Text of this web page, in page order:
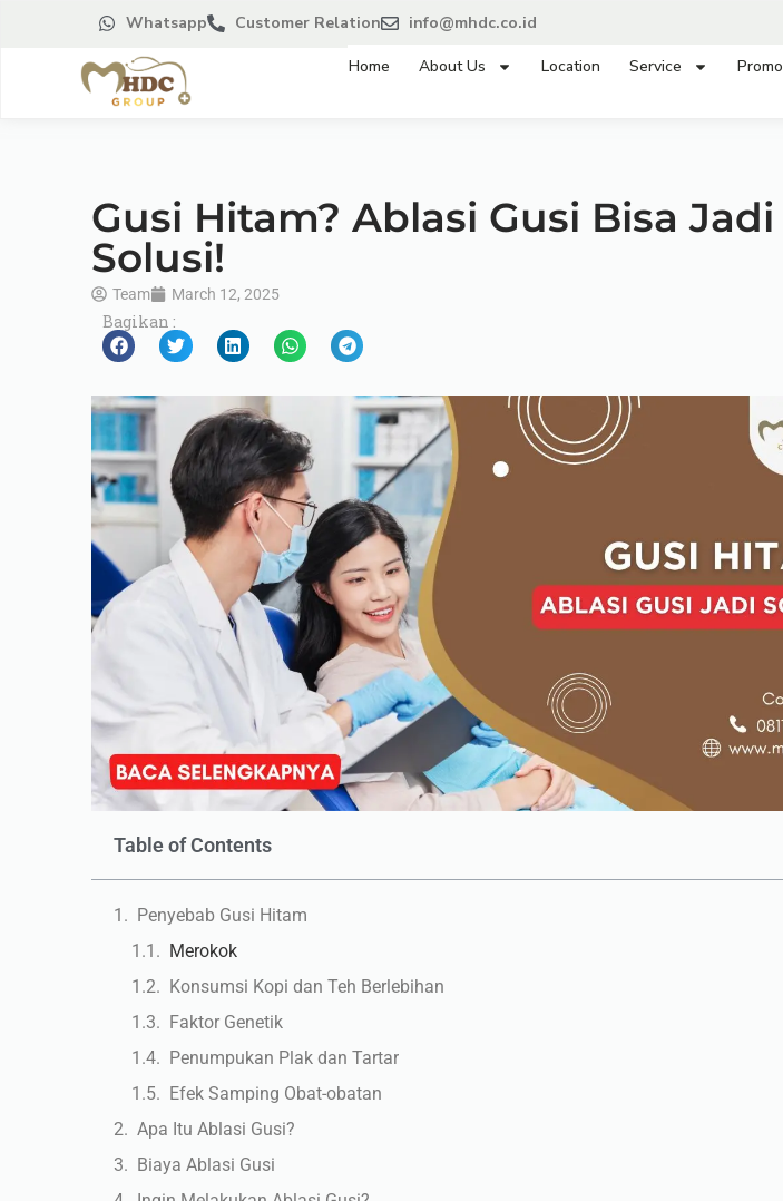
Whatsapp Customer Relation info@mhdc.co.id
Home About Us Location Service Promo
Gusi Hitam? Ablasi Gusi Bisa Jadi
Solusi!
Team March 12, 2025
Bagikan :
Table of Contents
Penyebab Gusi Hitam
Merokok
Konsumsi Kopi dan Teh Berlebihan
Faktor Genetik
Penumpukan Plak dan Tartar
Efek Samping Obat-obatan
Apa Itu Ablasi Gusi?
Biaya Ablasi Gusi